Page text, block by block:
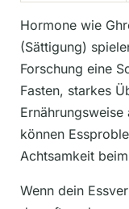
Hormone wie
(Sättigung)
Forschung eine
Fasten, starkes
können
Achtsamkeit
Wenn dein